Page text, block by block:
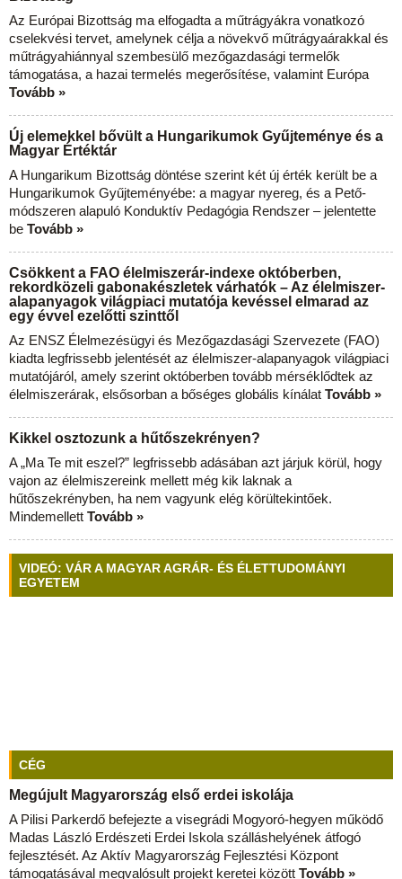
Az Európai Bizottság ma elfogadta a műtrágyákra vonatkozó
cselekvési tervet, amelynek célja a növekvő műtrágyaárakkal és
műtrágyahiánnyal szembesülő mezőgazdasági termelők
támogatása, a hazai termelés megerősítése, valamint Európa
Tovább »
Új elemekkel bővült a Hungarikumok Gyűjteménye és a
Magyar Értéktár
A Hungarikum Bizottság döntése szerint két új érték került be a
Hungarikumok Gyűjteményébe: a magyar nyereg, és a Pető-
módszeren alapuló Konduktív Pedagógia Rendszer – jelentette
be Tovább »
Csökkent a FAO élelmiszerár-indexe októberben,
rekordközeli gabonakészletek várhatók – Az élelmiszer-
alapanyagok világpiaci mutatója kevéssel elmarad az
egy évvel ezelőtti szinttől
Az ENSZ Élelmezésügyi és Mezőgazdasági Szervezete (FAO)
kiadta legfrissebb jelentését az élelmiszer-alapanyagok világpiaci
mutatójáról, amely szerint októberben tovább mérséklődtek az
élelmiszerárak, elsősorban a bőséges globális kínálat Tovább »
Kikkel osztozunk a hűtőszekrényen?
A „Ma Te mit eszel?” legfrissebb adásában azt járjuk körül, hogy
vajon az élelmiszereink mellett még kik laknak a
hűtőszekrényben, ha nem vagyunk elég körültekintőek.
Mindemellett Tovább »
VIDEÓ: VÁR A MAGYAR AGRÁR- ÉS ÉLETTUDOMÁNYI
EGYETEM
CÉG
Megújult Magyarország első erdei iskolája
A Pilisi Parkerdő befejezte a visegrádi Mogyoró-hegyen működő
Madas László Erdészeti Erdei Iskola szálláshelyének átfogó
fejlesztését. Az Aktív Magyarország Fejlesztési Központ
támogatásával megvalósult projekt keretei között Tovább »